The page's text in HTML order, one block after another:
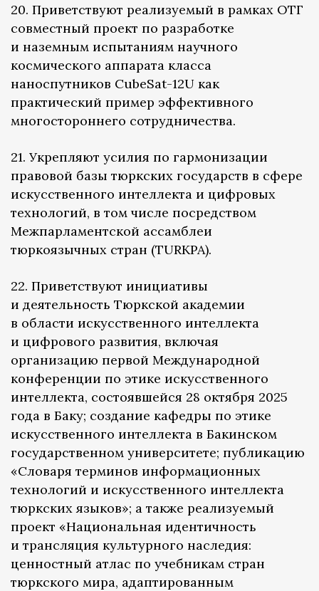
20. Приветствуют реализуемый в рамках ОТГ
совместный проект по разработке
и наземным испытаниям научного
космического аппарата класса
наноспутников CubeSat-12U как
практический пример эффективного
многостороннего сотрудничества.
21. Укрепляют усилия по гармонизации
правовой базы тюркских государств в сфере
искусственного интеллекта и цифровых
технологий, в том числе посредством
Межпарламентской ассамблеи
тюркоязычных стран (TURKPA).
22. Приветствуют инициативы
и деятельность Тюркской академии
в области искусственного интеллекта
и цифрового развития, включая
организацию первой Международной
конференции по этике искусственного
интеллекта, состоявшейся 28 октября 2025
года в Баку; создание кафедры по этике
искусственного интеллекта в Бакинском
государственном университете; публикацию
«Словаря терминов информационных
технологий и искусственного интеллекта
тюркских языков»; а также реализуемый
проект «Национальная идентичность
и трансляция культурного наследия:
ценностный атлас по учебникам стран
тюркского мира, адаптированным